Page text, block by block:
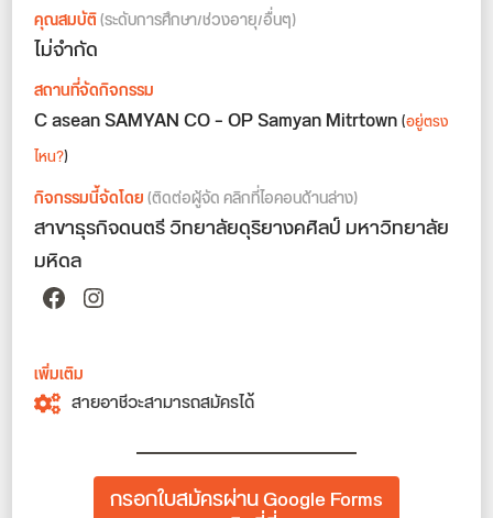
คุณสมบัติ(ระดับการศึกษา/ช่วงอายุ/อื่นๆ)
ไม่จำกัด
สถานที่จัดกิจกรรม
C asean SAMYAN CO – OP Samyan Mitrtown(อยู่ตรง
ไหน?)
กิจกรรมนี้จัดโดย(ติดต่อผู้จัด คลิกที่ไอคอนด้านล่าง)
สาขาธุรกิจดนตรี วิทยาลัยดุริยางคศิลป์ มหาวิทยาลัย
มหิดล
Facebook
Instagram
เพิ่มเติม
สายอาชีวะสามารถสมัครได้
กรอกใบสมัครผ่าน Google Forms